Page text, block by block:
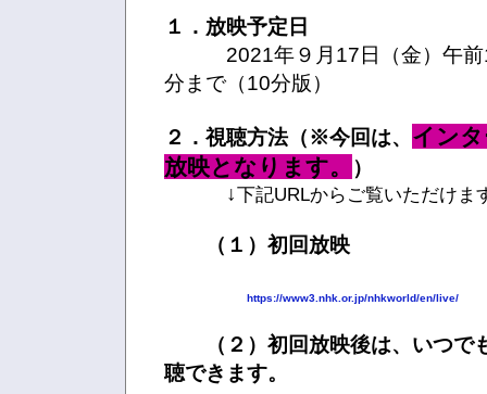
１．放映予定日
2021年９月17日（金）午
分まで（10分版）
２．視聴方法（※今回は、 イン
放映となります。
）
↓下記URLからご覧いただけま
（１）初回放映
https://www3.nhk.or.jp/nhkworld/en/live/
（２）初回放映後は、いつで
聴できます。